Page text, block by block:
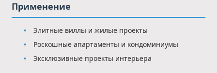
Применение
Элитные виллы и жилые проекты
Роскошные апартаменты и кондоминиумы
Эксклюзивные проекты интерьера